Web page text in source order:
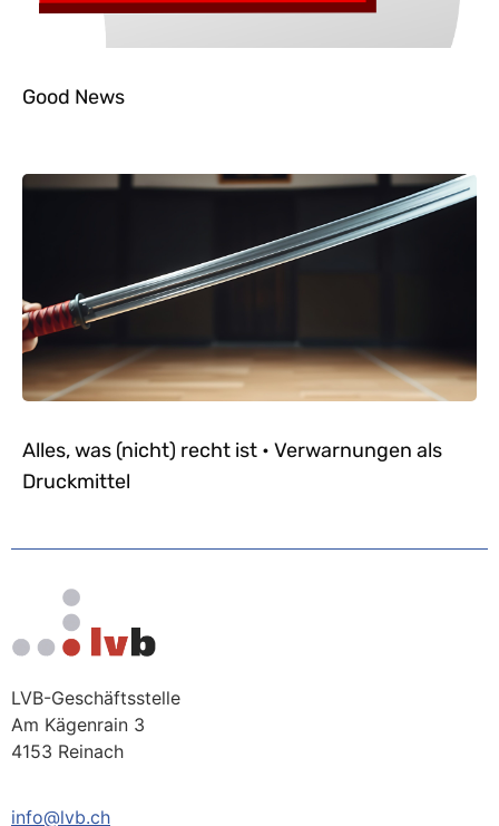
Good News
Alles, was (nicht) recht ist • Verwarnungen als
Druckmittel
LVB-Geschäftsstelle
Am Kägenrain 3
4153 Reinach
info@lvb.ch